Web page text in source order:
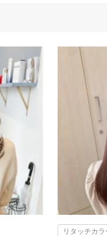
リタッチカラ